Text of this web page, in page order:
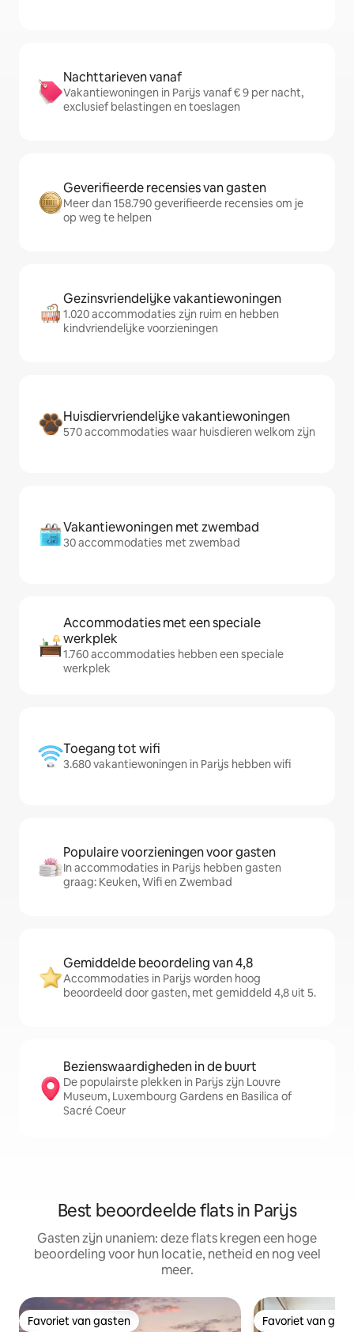
Nachttarieven vanaf
Vakantiewoningen in Parijs vanaf € 9 per nacht,
exclusief belastingen en toeslagen
Geverifieerde recensies van gasten
Meer dan 158.790 geverifieerde recensies om je
op weg te helpen
Gezinsvriendelijke vakantiewoningen
1.020 accommodaties zijn ruim en hebben
kindvriendelijke voorzieningen
Huisdiervriendelijke vakantiewoningen
570 accommodaties waar huisdieren welkom zijn
Vakantiewoningen met zwembad
30 accommodaties met zwembad
Accommodaties met een speciale
werkplek
1.760 accommodaties hebben een speciale
werkplek
Toegang tot wifi
3.680 vakantiewoningen in Parijs hebben wifi
Populaire voorzieningen voor gasten
In accommodaties in Parijs hebben gasten
graag: Keuken, Wifi en Zwembad
Gemiddelde beoordeling van 4,8
Accommodaties in Parijs worden hoog
beoordeeld door gasten, met gemiddeld 4,8 uit 5.
Bezienswaardigheden in de buurt
De populairste plekken in Parijs zijn Louvre
Museum, Luxembourg Gardens en Basilica of
Sacré Coeur
Best beoordeelde flats in Parijs
Gasten zijn unaniem: deze flats kregen een hoge
beoordeling voor hun locatie, netheid en nog veel
meer.
Favoriet van gasten
Favoriet van gasten Favoriet van
Favoriet van